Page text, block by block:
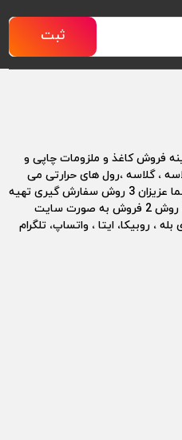
ثبت
از سال 1374 در زمینه فروش کاغذ و ملزومات چاپی و
، گلاسه ،رول های حرارتی می
باشد . مجموعه یاقوت برای راحتی شما عزیزان 3 روش سفارش گیری تهیه
کرده است روش 1 فروش درب مغازه روش 2 فروش به صورت سایت